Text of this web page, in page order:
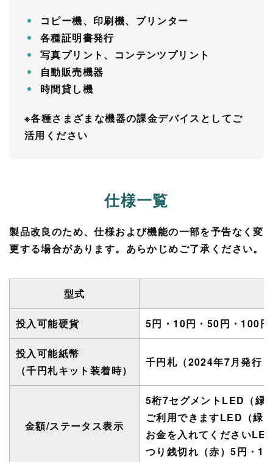
コピー機、印刷機、プリンター
各種証明書発行
写真プリント、コンテンツプリント
自動販売機器
時間貸し機
※各種さまざまな機器の課金デバイスとしてご
活用ください
仕様一覧
製品改良のため、仕様および機能の一部を予告なく変
更する場合があります。あらかじめご了承ください。
型式
投入可能硬貨 5円・10円・50円・100
投入可能紙幣
（千円札キット装着時）
千円札（2024年7月発行
金額/ステータス表示
5桁7セグメントLED（緑
ご利用できますLED（緑
お金を入れてください
つり銭切れ（赤）5円・